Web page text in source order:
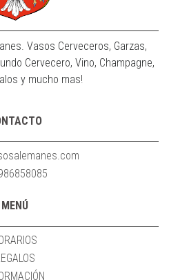
Vasos Cerveceros, Garzas,
Cervecero, Vino, Champagne,
y mucho mas!
MENÚ